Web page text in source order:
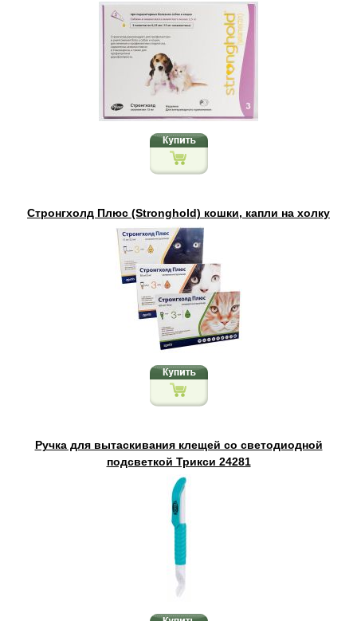
Стронгхолд Плюс (Stronghold) кошки, капли на холку
Ручка для вытаскивания клещей со светодиодной
подсветкой Трикси 24281